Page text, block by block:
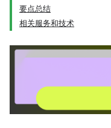
要点总结
相关服务和技术